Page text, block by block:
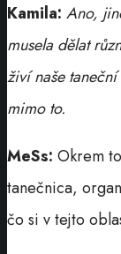
Kamila: Ano,
musela dělat
živí naše
mimo to.
MeSs: Okrem
tanečnica,
čo si v tejto